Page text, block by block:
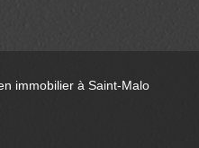
immobilier à Saint-Malo